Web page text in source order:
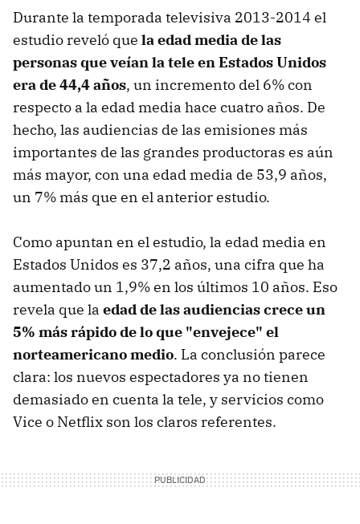
Durante la temporada televisiva 2013-2014 el
estudio reveló que la edad media de las
personas que veían la tele en Estados Unidos
era de 44,4 años, un incremento del 6% con
respecto a la edad media hace cuatro años. De
hecho, las audiencias de las emisiones más
importantes de las grandes productoras es aún
más mayor, con una edad media de 53,9 años,
un 7% más que en el anterior estudio.
Como apuntan en el estudio, la edad media en
Estados Unidos es 37,2 años, una cifra que ha
aumentado un 1,9% en los últimos 10 años. Eso
revela que la edad de las audiencias crece un
5% más rápido de lo que "envejece" el
norteamericano medio. La conclusión parece
clara: los nuevos espectadores ya no tienen
demasiado en cuenta la tele, y servicios como
Vice o Netflix son los claros referentes.